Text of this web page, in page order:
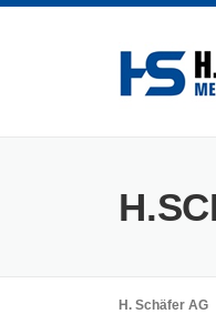
H. Schäfer AG